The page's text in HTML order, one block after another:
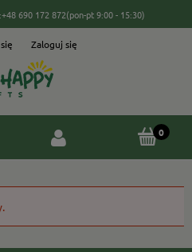
+48 690 172 872(pon-pt 9:00 - 15:30)
Zaloguj się